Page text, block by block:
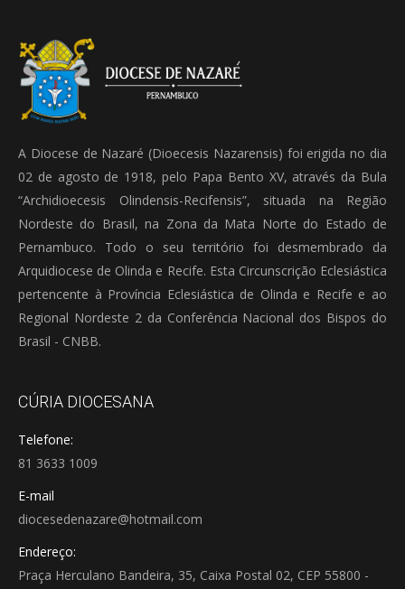
A Diocese de Nazaré (Dioecesis Nazarensis) foi erigida no dia
02 de agosto de 1918, pelo Papa Bento XV, através da Bula
“Archidioecesis Olindensis-Recifensis”, situada na Região
Nordeste do Brasil, na Zona da Mata Norte do Estado de
Pernambuco. Todo o seu território foi desmembrado da
Arquidiocese de Olinda e Recife. Esta Circunscrição Eclesiástica
pertencente à Província Eclesiástica de Olinda e Recife e ao
Regional Nordeste 2 da Conferência Nacional dos Bispos do
Brasil - CNBB.
CÚRIA DIOCESANA
Telefone:
81 3633 1009
E-mail
diocesedenazare@hotmail.com
Endereço:
Praça Herculano Bandeira, 35, Caixa Postal 02, CEP 55800 -